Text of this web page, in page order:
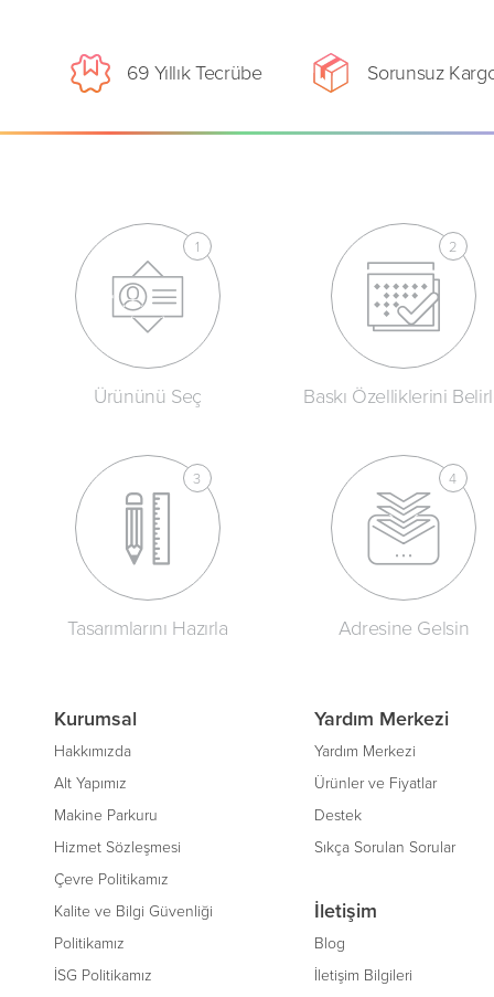
69 Yıllık Tecrübe Sorunsuz
Ürününü Seç Baskı Özelliklerini
Tasarımlarını Hazırla Adresine Gelsin
Kurumsal
Hakkımızda
Alt Yapımız
Makine Parkuru
Hizmet Sözleşmesi
Çevre Politikamız
Kalite ve Bilgi Güvenliği
Politikamız
İSG Politikamız
Yardım Merkezi
Yardım Merkezi
Ürünler ve Fiyatlar
Destek
Sıkça Sorulan Sorular
İletişim
Blog
İletişim Bilgileri